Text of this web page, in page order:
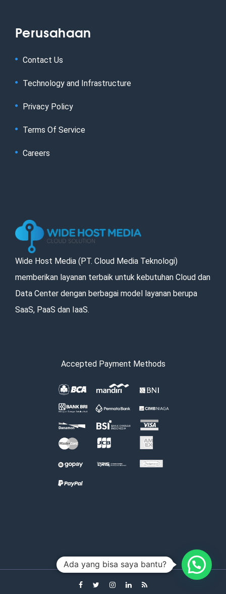
Perusahaan
Contact Us
Technology and Infrastructure
Privacy Policy
Terms Of Service
Careers
Wide Host Media (PT. Cloud Media Teknologi)
memberikan layanan terbaik untuk kebutuhan Cloud dan
Data Center dengan berbagai model layanan berupa
SaaS, PaaS dan IaaS.
Accepted Payment Methods
Ada yang bisa saya bantu?